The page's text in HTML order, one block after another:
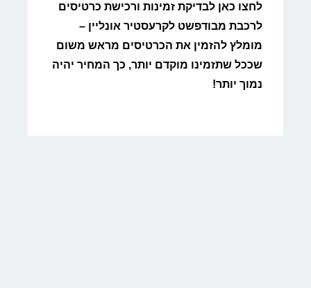
לחצו כאן לבדיקת זמינות ורכישת כרטיסים
לרכבת מבודפשט לקרעסטיר אונליין –
מומלץ להזמין את הכרטיסים מראש משום
שככל שתזמינו מוקדם יותר, כך המחיר יהיה
נמוך יותר!